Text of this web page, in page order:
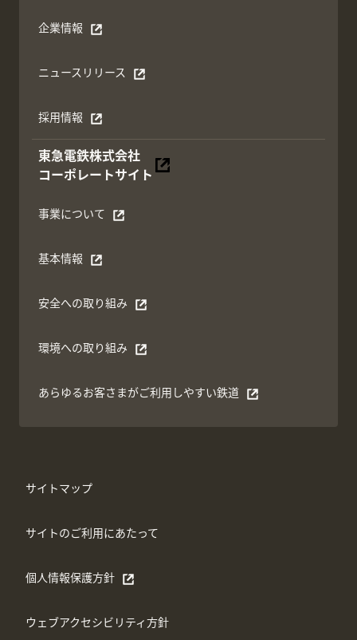
企業情報
別ウィンドウで開く
ニュースリリース
別ウィンドウで開く
採用情報
別ウィンドウで開く
東急電鉄株式会社
コーポレートサイト
別ウィンドウで開く
事業について
別ウィンドウで開く
基本情報
別ウィンドウで開く
安全への取り組み
別ウィンドウで開く
環境への取り組み
別ウィンドウで開く
あらゆるお客さまがご利⽤しやすい鉄道
別ウィンドウで開く
サイトマップ
サイトのご利用にあたって
個人情報保護方針
別ウィンドウで開く
ウェブアクセシビリティ方針